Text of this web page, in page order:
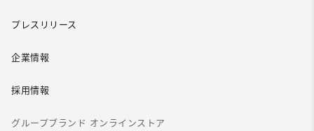
プレスリリース
企業情報
採用情報
グループブランド オンラインストア